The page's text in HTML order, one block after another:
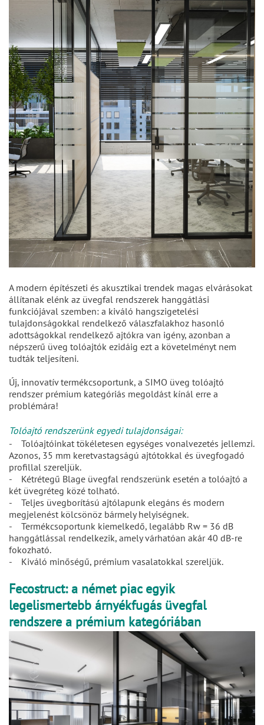
A modern építészeti és akusztikai trendek magas elvárásokat
állítanak elénk az üvegfal rendszerek hanggátlási
funkciójával szemben: a kiváló hangszigetelési
tulajdonságokkal rendelkező válaszfalakhoz hasonló
adottságokkal rendelkező ajtókra van igény, azonban a
népszerű üveg tolóajtók ezidáig ezt a követelményt nem
tudták teljesíteni.
Új, innovatív termékcsoportunk, a SIMO üveg tolóajtó
rendszer prémium kategóriás megoldást kínál erre a
problémára!
Tolóajtó rendszerünk egyedi tulajdonságai:
- Tolóajtóinkat tökéletesen egységes vonalvezetés jellemzi.
Azonos, 35 mm keretvastagságú ajtótokkal és üvegfogadó
profillal szereljük.
- Kétrétegű Blage üvegfal rendszerünk esetén a tolóajtó a
két üvegréteg közé tolható.
- Teljes üvegborítású ajtólapunk elegáns és modern
megjelenést kölcsönöz bármely helyiségnek.
- Termékcsoportunk kiemelkedő, legalább Rw = 36 dB
hanggátlással rendelkezik, amely várhatóan akár 40 dB-re
fokozható.
- Kiváló minőségű, prémium vasalatokkal szereljük.
Fecostruct: a német piac egyik
legelismertebb árnyékfugás üvegfal
rendszere a prémium kategóriában